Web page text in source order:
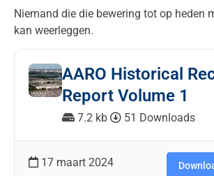
Niemand die die bewering tot op heden
kan weerleggen.
AARO Historical
Report Volume 1
7.2 kb 51 Downloads
17 maart 2024